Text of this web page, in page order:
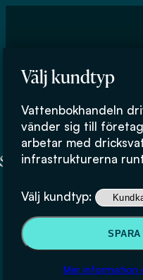
Välj kundtyp
Vattenbokhandeln
vänder sig till
arbetar med
infrastrukturerna
Välj kundtyp:
Mer information